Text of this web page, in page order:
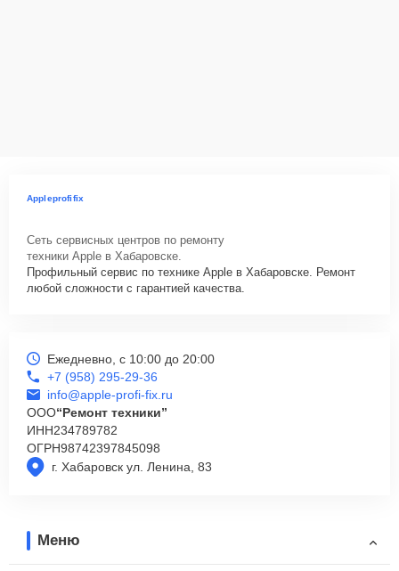
Appleprofifix
Сеть сервисных центров по ремонту
техники Apple в Хабаровске.
Профильный сервис по технике Apple в Хабаровске. Ремонт
любой сложности с гарантией качества.
г. Хабаровск ул. Ленина, 83
Ежедневно, с 10:00 до 20:00
+7 (958) 295-29-36
info@apple-profi-fix.ru
ООО“Ремонт техники”
ИНН234789782
ОГРН98742397845098
Меню